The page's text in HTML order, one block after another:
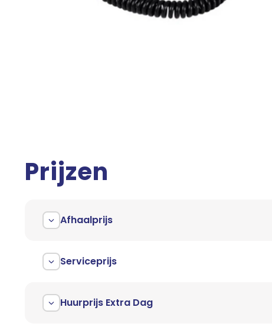
Prijzen
Afhaalprijs
Serviceprijs
Huurprijs Extra Dag